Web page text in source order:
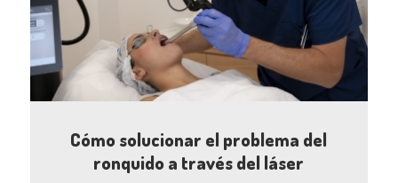
Cómo solucionar el problema del
ronquido a través del láser